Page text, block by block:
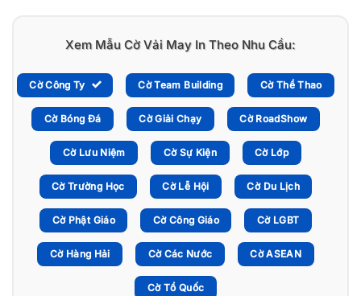
Xem Mẫu Cờ Vải May In Theo Nhu Cầu:
Cờ Công Ty Cờ Team Building Cờ Thể Thao
Cờ Bóng Đá Cờ Giải Chạy Cờ RoadShow
Cờ Lưu Niệm Cờ Sự Kiện Cờ Lớp
Cờ Trường Học Cờ Lễ Hội Cờ Du Lịch
Cờ Phật Giáo Cờ Công Giáo Cờ LGBT
Cờ Hàng Hải Cờ Các Nước Cờ ASEAN
Cờ Tổ Quốc